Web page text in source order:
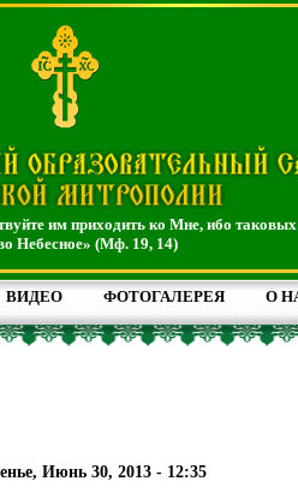
им приходить ко Мне, ибо таковых
Небесное» (Мф. 19, 14)
ВИДЕО ФОТОГАЛЕРЕЯ О
Июнь 30, 2013 - 12:35